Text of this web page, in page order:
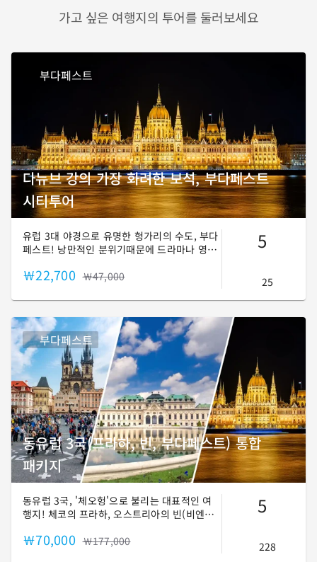
가고 싶은 여행지의 투어를 둘러보세요
부다페스트
다뉴브 강의 가장 화려한 보석, 부다페스트
시티투어
유럽 3대 야경으로 유명한 헝가리의 수도, 부다
페스트! 낭만적인 분위기때문에 드라마나 영
데요. 아름다운 풍경뿐만 아니라, 1100년 건국
안타까운 사연들까지 부다페스트의 모든 것을
느껴보시죠!
￦22,700 ￦47,000
5
25
부다페스트
동유럽 3국(프라하, 빈, 부다페스트) 통합
패키지
동유럽 3국, '체오헝'으로 불리는 대표적인 여
행지! 체코의 프라하, 오스트리아의 빈(비엔
나 역사적으로 비슷한 면이 많은 곳이라 함께
￦70,000 ￦177,000
5
228